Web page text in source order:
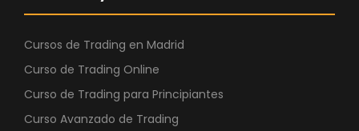
Cursos de Trading en Madrid
Curso de Trading Online
Curso de Trading para Principiantes
Curso Avanzado de Trading